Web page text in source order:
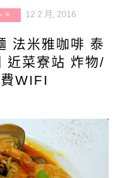
＊ 12 2 月, 2016
法米雅咖啡 泰
近菜寮站 炸物/
WIFI